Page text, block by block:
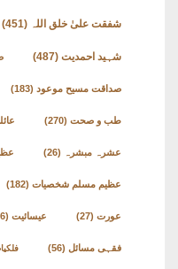
فی
حَیاتِ
نورالدّین
متفرق
کتب
سلسلہ
شفقت علیٰ خلق اللہ (451)
شہید احمدیت(487) صائب
صداقت مسیح موعود(183)
طب و صحت(270) عائلی زندگی
عشرہ مبشرہ عظیم
عظیم مسلم شخصیات (182)
عیسائیت (76)
فقہی مسائل(56) فلکیات